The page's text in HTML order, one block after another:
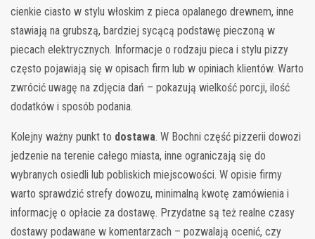
cienkie ciasto w stylu włoskim z pieca opalanego drewnem, inne
stawiają na grubszą, bardziej sycącą podstawę pieczoną w
piecach elektrycznych. Informacje o rodzaju pieca i stylu pizzy
często pojawiają się w opisach firm lub w opiniach klientów. Warto
zwrócić uwagę na zdjęcia dań – pokazują wielkość porcji, ilość
dodatków i sposób podania.
Kolejny ważny punkt to dostawa. W Bochni część pizzerii dowozi
jedzenie na terenie całego miasta, inne ograniczają się do
wybranych osiedli lub pobliskich miejscowości. W opisie firmy
warto sprawdzić strefy dowozu, minimalną kwotę zamówienia i
informację o opłacie za dostawę. Przydatne są też realne czasy
dostawy podawane w komentarzach – pozwalają ocenić, czy